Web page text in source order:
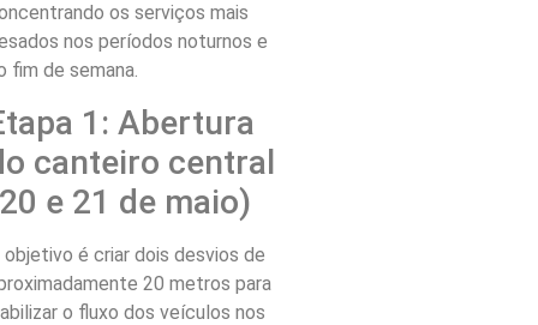
os serviços mais
nos períodos noturnos e
fim de semana.
1: Abertura
canteiro central
e 21 de maio)
objetivo é criar dois desvios de
20 metros para
o fluxo dos veículos nos